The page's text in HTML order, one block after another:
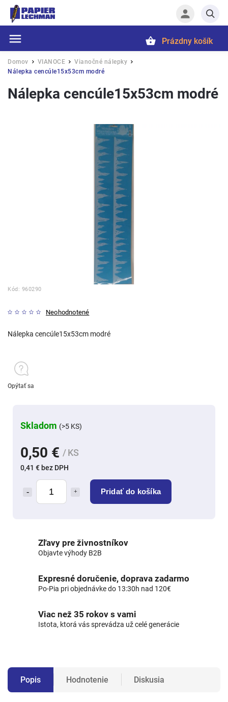
Prázdny košík
Domov / VIANOCE / Vianočné nálepky /
Nálepka cencúle15x53cm modré
Nálepka cencúle15x53cm modré
Kód: 960290
Neohodnotené
0,50 € / KS
0,41 € bez DPH
Pridať do košíka
Skladom (>5 KS)
Nálepka cencúle15x53cm modré
Opýtať sa
Zľavy pre živnostníkov
Objavte výhody B2B
Expresné doručenie, doprava zadarmo
Po-Pia pri objednávke do 13:30h nad 120€
Viac než 35 rokov s vami
Istota, ktorá vás sprevádza už celé generácie
Popis Hodnotenie Diskusia